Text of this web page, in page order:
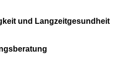
und Langzeitgesundheit